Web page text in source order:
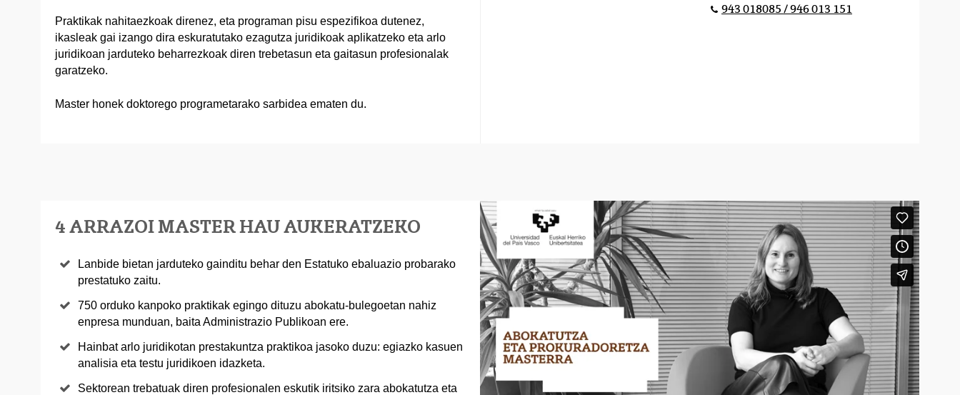
Praktikak nahitaezkoak direnez, eta programan pisu espezifikoa dutenez,
ikasleak gai izango dira eskuratutako ezagutza juridikoak aplikatzeko eta arlo
juridikoan jarduteko beharrezkoak diren trebetasun eta gaitasun profesionalak
garatzeko.
Master honek doktorego programetarako sarbidea ematen du.
943 018085 / 946 013 151
4 ARRAZOI MASTER HAU AUKERATZEKO
Lanbide bietan jarduteko gainditu behar den Estatuko ebaluazio probarako
prestatuko zaitu.
750 orduko kanpoko praktikak egingo dituzu abokatu-bulegoetan nahiz
enpresa munduan, baita Administrazio Publikoan ere.
Hainbat arlo juridikotan prestakuntza praktikoa jasoko duzu: egiazko kasuen
analisia eta testu juridikoen idazketa.
Sektorean trebatuak diren profesionalen eskutik iritsiko zara abokatutza eta